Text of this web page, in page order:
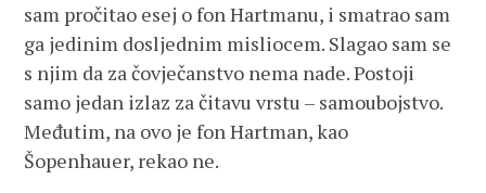
sam pročitao esej o fon Hartmanu, i smatrao sam
ga jedinim dosljednim misliocem. Slagao sam se
s njim da za čovječanstvo nema nade. Postoji
samo jedan izlaz za čitavu vrstu – samoubojstvo.
Međutim, na ovo je fon Hartman, kao
Šopenhauer, rekao ne.